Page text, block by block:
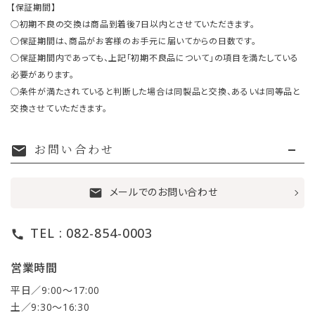
【保証期間】
○初期不良の交換は商品到着後7日以内とさせていただきます。
○保証期間は、商品がお客様のお手元に届いてからの日数です。
○保証期間内であっても、上記「初期不良品について」の項目を満たしている
必要があります。
○条件が満たされていると判断した場合は同製品と交換、あるいは同等品と
交換させていただきます。
mail お問い合わせ
mail メールでのお問い合わせ
call TEL : 082-854-0003
営業時間
平日／9:00〜17:00
土／9:30〜16:30